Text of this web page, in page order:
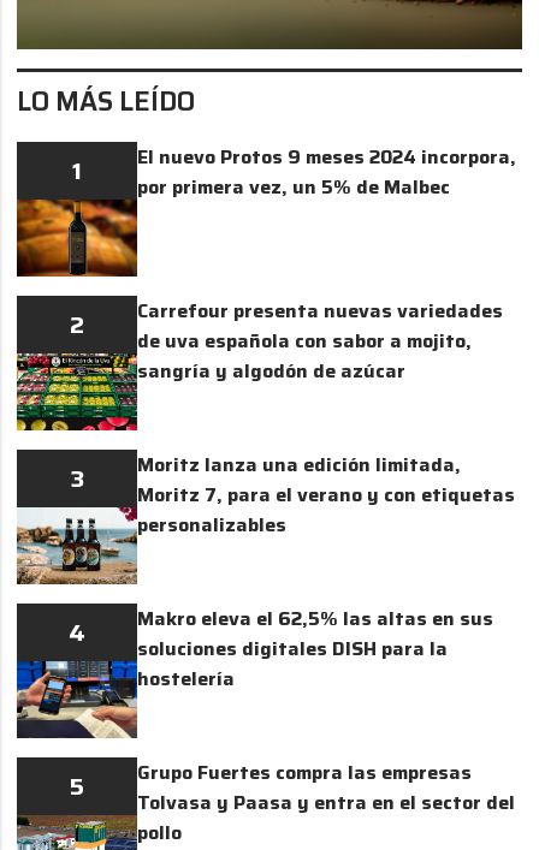
LO MÁS LEÍDO
1
El nuevo Protos 9 meses 2024 incorpora,
por primera vez, un 5% de Malbec
2
Carrefour presenta nuevas variedades
de uva española con sabor a mojito,
sangría y algodón de azúcar
3
Moritz lanza una edición limitada,
Moritz 7, para el verano y con etiquetas
personalizables
4
Makro eleva el 62,5% las altas en sus
soluciones digitales DISH para la
hostelería
5
Grupo Fuertes compra las empresas
Tolvasa y Paasa y entra en el sector del
pollo